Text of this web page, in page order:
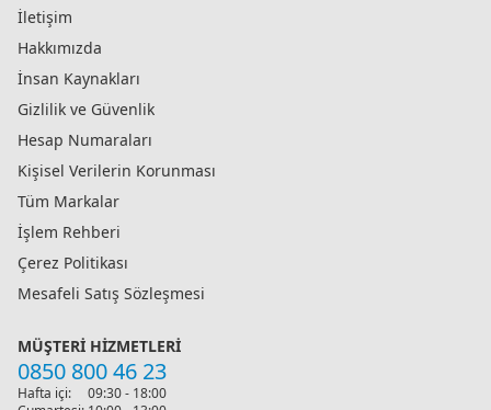
İletişim
Hakkımızda
İnsan Kaynakları
Gizlilik ve Güvenlik
Hesap Numaraları
Kişisel Verilerin Korunması
Tüm Markalar
İşlem Rehberi
Çerez Politikası
Mesafeli Satış Sözleşmesi
MÜŞTERI HIZMETLERI
0850 800 46 23
Hafta içi:
09:30 - 18:00